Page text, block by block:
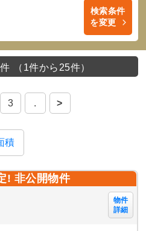
検索条件
を変更
件 （1件から25件）
3 . >
積
! 非公開物件
物件
詳細